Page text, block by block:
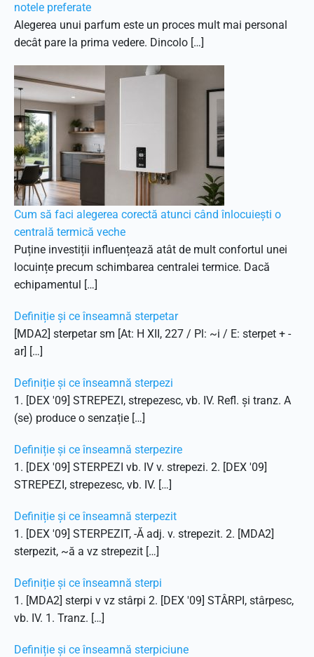
notele preferate
Alegerea unui parfum este un proces mult mai personal
decât pare la prima vedere. Dincolo […]
Cum să faci alegerea corectă atunci când înlocuiești o
centrală termică veche
Puține investiții influențează atât de mult confortul unei
locuințe precum schimbarea centralei termice. Dacă
echipamentul […]
Definiție și ce înseamnă sterpetar
[MDA2] sterpetar sm [At: H XII, 227 / Pl: ~i / E: sterpet + -
ar] […]
Definiție și ce înseamnă sterpezi
1. [DEX '09] STREPEZI, strepezesc, vb. IV. Refl. și tranz. A
(se) produce o senzație […]
Definiție și ce înseamnă sterpezire
1. [DEX '09] STERPEZI vb. IV v. strepezi. 2. [DEX '09]
STREPEZI, strepezesc, vb. IV. […]
Definiție și ce înseamnă sterpezit
1. [DEX '09] STERPEZIT, -Ă adj. v. strepezit. 2. [MDA2]
sterpezit, ~ă a vz strepezit […]
Definiție și ce înseamnă sterpi
1. [MDA2] sterpi v vz stârpi 2. [DEX '09] STÂRPI, stârpesc,
vb. IV. 1. Tranz. […]
Definiție și ce înseamnă sterpiciune